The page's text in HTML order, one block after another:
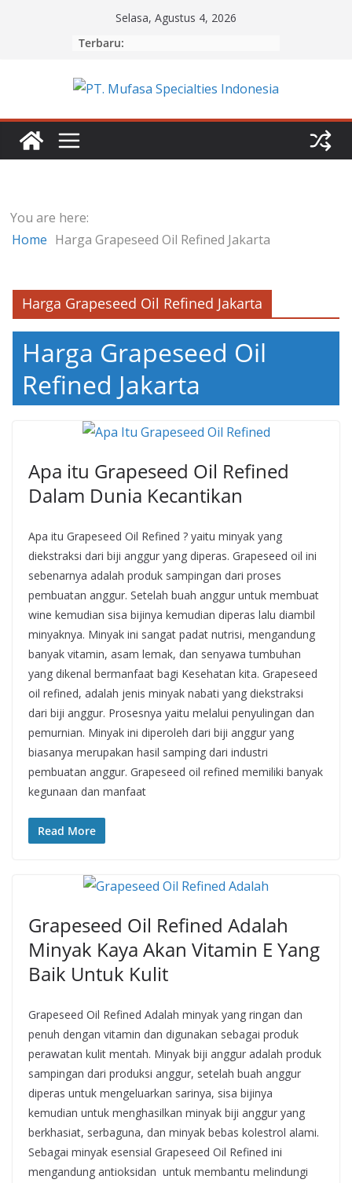
Selasa, Agustus 4, 2026
Terbaru:
You are here:
Home Harga Grapeseed Oil Refined Jakarta
Harga Grapeseed Oil Refined Jakarta
Harga Grapeseed Oil
Refined Jakarta
Apa itu Grapeseed Oil Refined
Dalam Dunia Kecantikan
Apa itu Grapeseed Oil Refined ? yaitu minyak yang
diekstraksi dari biji anggur yang diperas. Grapeseed oil ini
sebenarnya adalah produk sampingan dari proses
pembuatan anggur. Setelah buah anggur untuk membuat
wine kemudian sisa bijinya kemudian diperas lalu diambil
minyaknya. Minyak ini sangat padat nutrisi, mengandung
banyak vitamin, asam lemak, dan senyawa tumbuhan
yang dikenal bermanfaat bagi Kesehatan kita. Grapeseed
oil refined, adalah jenis minyak nabati yang diekstraksi
dari biji anggur. Prosesnya yaitu melalui penyulingan dan
pemurnian. Minyak ini diperoleh dari biji anggur yang
biasanya merupakan hasil samping dari industri
pembuatan anggur. Grapeseed oil refined memiliki banyak
kegunaan dan manfaat
Read More
Grapeseed Oil Refined Adalah
Minyak Kaya Akan Vitamin E Yang
Baik Untuk Kulit
Grapeseed Oil Refined Adalah minyak yang ringan dan
penuh dengan vitamin dan digunakan sebagai produk
perawatan kulit mentah. Minyak biji anggur adalah produk
sampingan dari produksi anggur, setelah buah anggur
diperas untuk mengeluarkan sarinya, sisa bijinya
kemudian untuk menghasilkan minyak biji anggur yang
berkhasiat, serbaguna, dan minyak bebas kolestrol alami.
Sebagai minyak esensial Grapeseed Oil Refined ini
mengandung antioksidan untuk membantu melindungi